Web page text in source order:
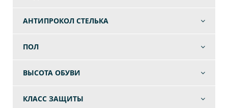
АНТИПРОКОЛ СТЕЛЬКА
ПОЛ
ВЫСОТА ОБУВИ
КЛАСС ЗАЩИТЫ